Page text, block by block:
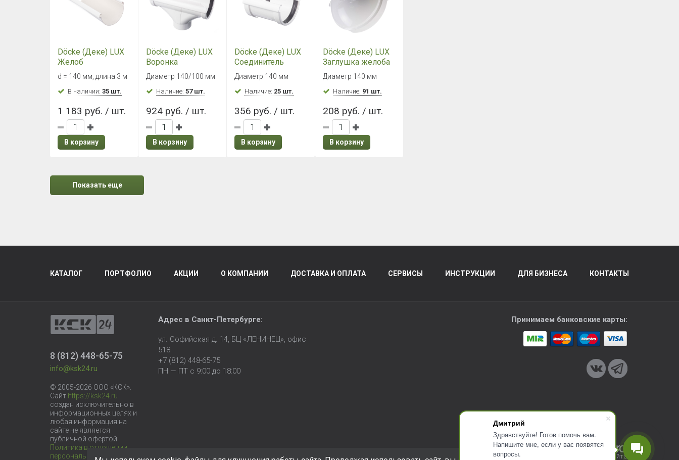
Дмитрий
Здравствуйте! Готов помочь вам.
Напишите мне, если у вас появятся
вопросы.
Döcke (Деке) LUX
Желоб
водосточный
(Пломбир)
d = 140 мм, длина 3 м
В наличии: 35 шт.
1 183 руб. / шт.
В корзину
Döcke (Деке) LUX
Воронка
(Пломбир)
Диаметр 140/100 мм
Наличие:57 шт.
924 руб. / шт.
В корзину
Döcke (Деке) LUX
Соединитель
желобов
(Пломбир)
Диаметр 140 мм
Наличие: 25 шт.
356 руб. / шт.
В корзину
Döcke (Деке) LUX
Заглушка желоба
(Пломбир)
Диаметр 140 мм
Наличие: 91 шт.
208 руб. / шт.
В корзину
Показать еще
КАТАЛОГ ПОРТФОЛИО АКЦИИ О КОМПАНИИ ДОСТАВКА И ОПЛАТА СЕРВИСЫ ИНСТРУКЦИИ ДЛЯ БИЗНЕСА КОНТАКТЫ
8 (812) 448-65-75
info@ksk24.ru
© 2005-2026 ООО «КСК».
Сайт https://ksk24.ru
создан исключительно в
информационных целях и
любая информация на
сайте не является
публичной офертой.
Политика в отношении
персональных данных
Адрес в Санкт-Петербурге:
ул. Софийская д. 14, БЦ «ЛЕНИНЕЦ», офис
518
+7 (812) 448-65-75
ПН — ПТ с 9:00 до 18:00
Принимаем банковские карты:
Разработка сайта